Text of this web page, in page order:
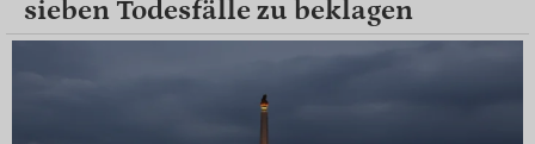
sieben Todesfälle zu beklagen